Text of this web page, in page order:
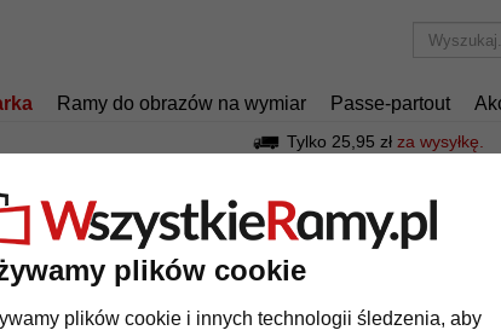
plików cookie
plików cookie i innych technologii śledzenia, aby
Ramy do obrazów na wymiar Passe-partout
Tylko 25,95 zł za wysyłkę.
aluminiowa na wymiar, profil 273
aluminiowa na wymiar, profil 273